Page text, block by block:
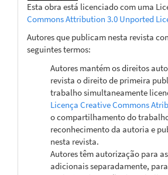
Esta obra está licenciado com uma
Commons Attribution 3.0 Unported
Autores que publicam nesta revista
seguintes termos:
Autores mantém os direitos
revista o direito de primeira
trabalho simultaneamente
Licença Creative Commons
o compartilhamento do
reconhecimento da autoria e
nesta revista.
Autores têm autorização para
adicionais separadamente,